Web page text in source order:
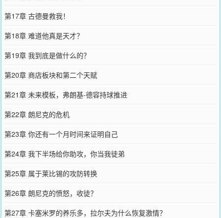
第17章 古德曼救我！
第18章 难道他真是天才？
第19章 我到底是做什么的？
第20章 商店板块和第二个天赋
第21章 未来模板，弗朗基-德容持球推进
第22章 朗尼克的危机
第23章 你还有一个月时间来证明自己
第24章 我下半场给你助攻，你当我徒弟
第25章 属于莱比锡的攻防转换
第26章 朗尼克的愤怒，收徒？
第27章 卡塞米罗的养乐多，拉尔夫为什么恢复激情？